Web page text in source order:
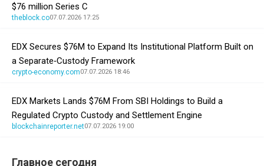
$76 million Series C
theblock.co07.07.2026 17:25
EDX Secures $76M to Expand Its Institutional Platform Built on
a Separate‑Custody Framework
crypto-economy.com07.07.2026 18:46
EDX Markets Lands $76M From SBI Holdings to Build a
Regulated Crypto Custody and Settlement Engine
blockchainreporter.net07.07.2026 19:00
Главное сегодня